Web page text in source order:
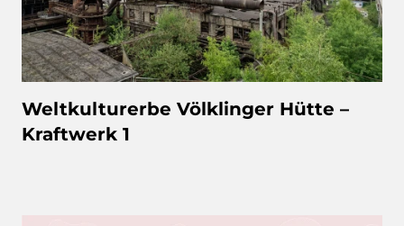
Weltkulturerbe Völklinger Hütte –
Kraftwerk 1